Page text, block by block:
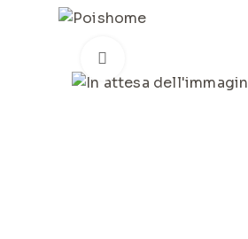
REGISTRATIPER